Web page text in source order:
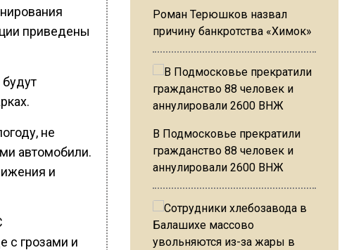
приведены
не
автомобили.
и
с грозами и
Роман Терюшков назвал
причину банкротства «Химок»
В Подмосковье прекратили
гражданство 88 человек и
аннулировали 2600 ВНЖ